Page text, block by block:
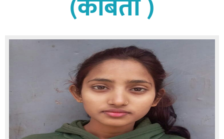
सुदूरपश्चिम
राजनीति
प्रमुख
समाचार